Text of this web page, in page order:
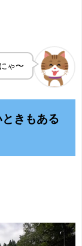
ゃ〜
きもある